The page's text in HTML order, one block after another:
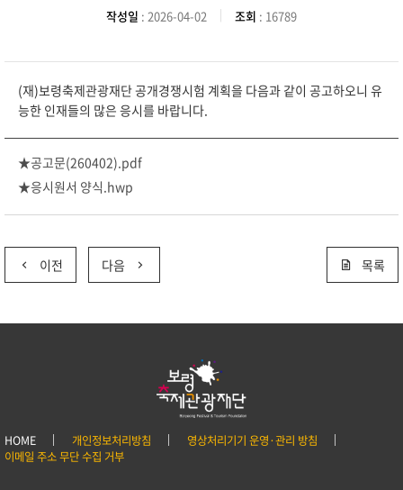
작성일 : 2026-04-02 조회 : 16789
(재)보령축제관광재단 공개경쟁시험 계획을 다음과 같이 공고하오니 유
능한 인재들의 많은 응시를 바랍니다.
★공고문(260402).pdf
★응시원서 양식.hwp
이전 다음 목록
HOME 개인정보처리방침
영상처리기기 운영·관리 방침
이메일 주소 무단 수집 거부